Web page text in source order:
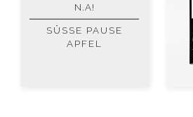
N.A!
SÜSSE PAUSE A
PFEL